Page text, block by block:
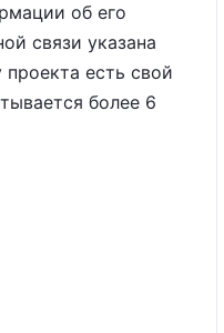
об его
связи указана
проекта есть свой
более 6